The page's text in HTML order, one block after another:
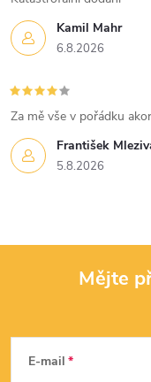
Kamil Mahr
6.8.2026
František
5.8.2026
Za mě vše v pořádku
Mějte
E-mail